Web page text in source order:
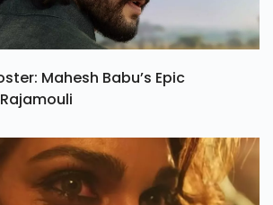
Mahesh Babu’s Epic